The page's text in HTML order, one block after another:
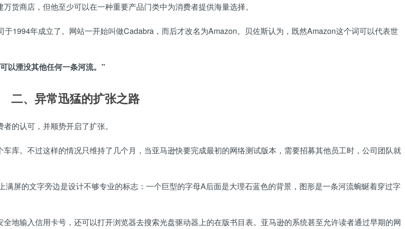
货商店，但他至少可以在一种重要产品门类中为消费者提供海量选择。
1994年成立了。网站一开始叫做Cadabra，而后才改名为Amazon。贝佐斯认为，既然Amazon这个词可以代表世
以湮没其他任何一条河流。”
二、异常迅猛的扩张之路
的认可，并顺势开启了扩张。
库。不过这样的情况只维持了几个月，当亚马逊快要完成最初的网络测试版本，需要招募其他员工时，公司团队就
屏的文字旁边是设计不够专业的标志：一个巨型的字母A后面是大理石蓝色的背景，图形是一条河流蜿蜒着穿过字
地输入信用卡号，还可以打开浏览器去搜索光盘驱动器上的在版书目表。亚马逊的系统甚至允许读者通过早期的网